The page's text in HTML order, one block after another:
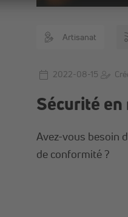
Artisanat
2022-08-15
Sécurité en
Avez-vous besoin
de conformité ?